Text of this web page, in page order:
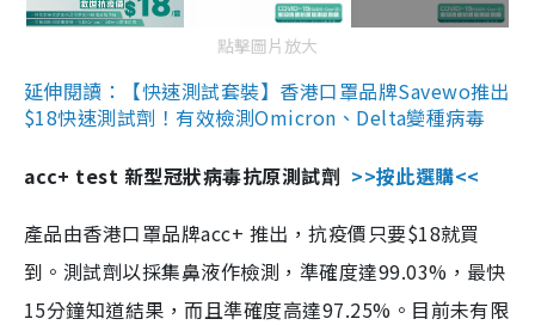
點擊圖片放大
延伸閱讀：【快速測試套裝】香港口罩品牌Savewo推出
$18快速測試劑！有效檢測Omicron、Delta變種病毒
acc+ test 新型冠狀病毒抗原測試劑 >>按此選購<<
產品由香港口罩品牌acc+ 推出，抗疫價只要$18就買
到。測試劑以採集鼻液作檢測，準確度達99.03%，最快
15分鐘知道結果，而且準確度高達97.25%。目前未有限